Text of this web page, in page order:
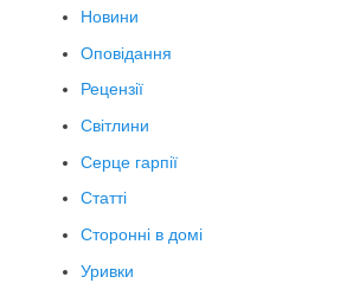
Новини
Оповідання
Рецензії
Світлини
Серце гарпії
Статті
Сторонні в домі
Уривки